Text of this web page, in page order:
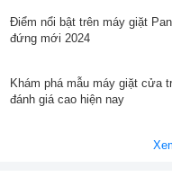
Điểm nổi bật trên máy giặt
đứng mới 2024
Khám phá mẫu máy giặt cửa
đánh giá cao hiện nay